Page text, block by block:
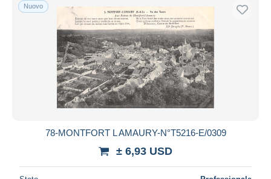
Nuovo
78-MONTFORT L AMAURY-N°T5216-E/0309
± 6,93 USD